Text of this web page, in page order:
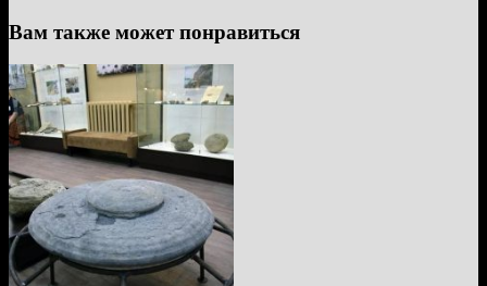
Вам также может понравиться